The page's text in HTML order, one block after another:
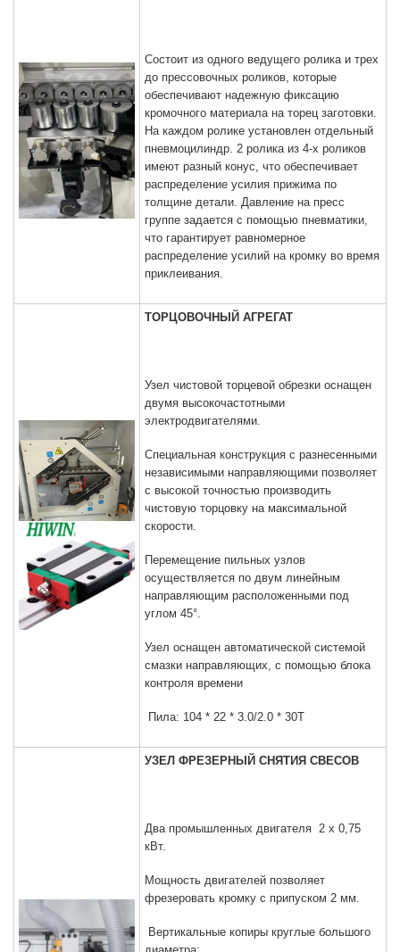
Состоит из одного ведущего ролика и трех
до прессовочных роликов, которые
обеспечивают надежную фиксацию
кромочного материала на торец заготовки.
На каждом ролике установлен отдельный
пневмоцилиндр. 2 ролика из 4-х роликов
имеют разный конус, что обеспечивает
распределение усилия прижима по
толщине детали. Давление на пресс
группе задается с помощью пневматики,
что гарантирует равномерное
распределение усилий на кромку во время
приклеивания.
ТОРЦОВОЧНЫЙ АГРЕГАТ
Узел чистовой торцевой обрезки оснащен
двумя высокочастотными
электродвигателями.
Специальная конструкция с разнесенными
независимыми направляющими позволяет
с высокой точностью производить
чистовую торцовку на максимальной
скорости.
Перемещение пильных узлов
осуществляется по двум линейным
направляющим расположенными под
углом 45°.
Узел оснащен автоматической системой
смазки направляющих, с помощью блока
контроля времени
Пила: 104 * 22 * 3.0/2.0 * 30T
УЗЕЛ ФРЕЗЕРНЫЙ СНЯТИЯ СВЕСОВ
Два промышленных двигателя 2 х 0,75
кВт.
Мощность двигателей позволяет
фрезеровать кромку с припуском 2 мм.
Вертикальные копиры круглые большого